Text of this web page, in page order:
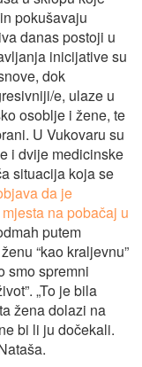
pokušavaju
danas postoji u
inicijative su
dok
e, ulaze u
osoblje i žene, te
U Vukovaru su
i dvije medicinske
situacija koja se
da je
na pobačaj u
putem
“kao kraljevnu”
smo spremni
„To je bila
žena dolazi na
bi li ju dočekali.